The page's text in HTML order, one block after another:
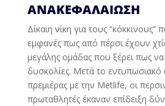
ΑΝΑΚΕΦΑΛΑΊΩΣΗ
Δίκαιη νίκη για τους “κόκκινους”
εμφανές πως από πέρσι έχουν
μεγάλης ομάδας που ξέρει πως να
δυσκολίες. Μετά το εντυπωσιακό
πρεμιέρας με την Metlife, οι
πρωταθλητές έκαναν επίδειξη